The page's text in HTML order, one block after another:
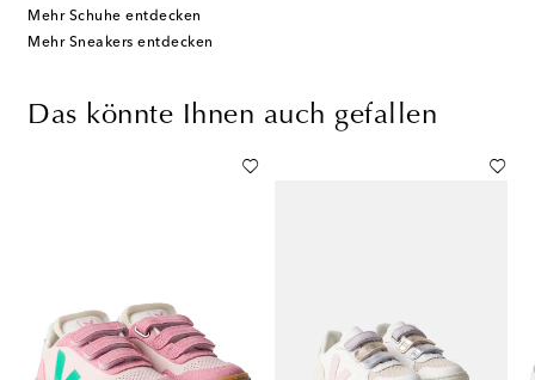
Mehr Schuhe entdecken
Mehr Sneakers entdecken
Das könnte Ihnen auch gefallen